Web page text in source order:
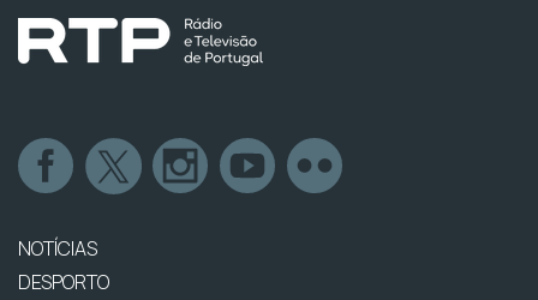
NOTÍCIAS
DESPORTO